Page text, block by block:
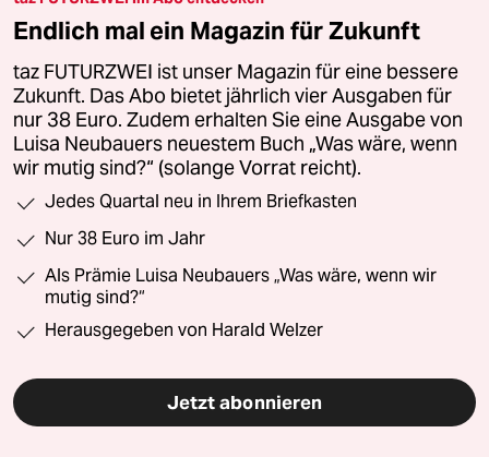
Endlich mal ein Magazin für Zukunft
taz FUTURZWEI ist unser Magazin für eine bessere
Zukunft. Das Abo bietet jährlich vier Ausgaben für
nur 38 Euro. Zudem erhalten Sie eine Ausgabe von
Luisa Neubauers neuestem Buch „Was wäre, wenn
wir mutig sind?“ (solange Vorrat reicht).
Jedes Quartal neu in Ihrem Briefkasten
Nur 38 Euro im Jahr
Als Prämie Luisa Neubauers „Was wäre, wenn wir
mutig sind?“
Herausgegeben von Harald Welzer
Jetzt abonnieren